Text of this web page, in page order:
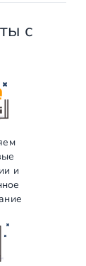
с
и